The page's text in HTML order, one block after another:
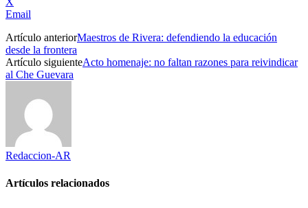
Email
Artículo anteriorMaestros de Rivera: defendiendo la educación
desde la frontera
Artículo siguienteActo homenaje: no faltan razones para reivindicar
al Che Guevara
Redaccion-AR
Artículos relacionados